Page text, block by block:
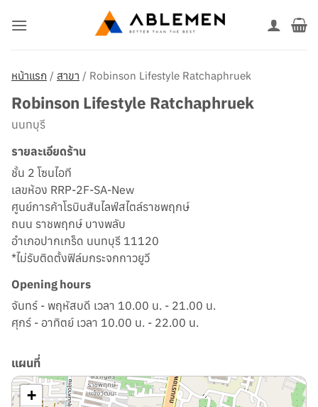
หน้าแรก / สาขา / Robinson Lifestyle Ratchaphruek
Robinson Lifestyle Ratchaphruek
นนทบุรี
รายละเอียดร้าน
ชั้น 2 โซนไอที
เลขห้อง RRP-2F-SA-New
ศูนย์การค้าโรบินสันไลฟ์สไตล์ราชพฤกษ์
ถนน ราชพฤกษ์ บางพลับ
อำเภอปากเกร็ด นนทบุรี 11120
*ไม่รับติดตั้งฟิล์มกระจกกาวยูวี
Opening hours
จันทร์ - พฤหัสบดี เวลา 10.00 น. - 21.00 น.
ศุกร์ - อาทิตย์ เวลา 10.00 น. - 22.00 น.
แผนที่
+